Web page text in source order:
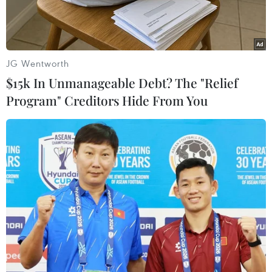
Số thịt lợn bẩn đựng trong các bao tải bị lực lượng chức năng
thu giữ. (Ảnh: TTXVN phát)
Chiều 29/8, Đội quản lý thị trường tỉnh Bình
Dương phối hợp với công an thị xã Dĩ An đã tiến
hành kiểm tra phát hiện và thu giữ khoảng 20
tấn thịt lợn bốc mùi hôi thối không rõ nguồn
JG Wentworth
$15k In Unmanageable Debt? The "Relief
Program" Creditors Hide From You